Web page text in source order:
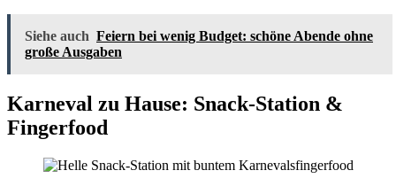
Siehe auch Feiern bei wenig Budget: schöne Abende ohne
große Ausgaben
Karneval zu Hause: Snack-Station &
Fingerfood